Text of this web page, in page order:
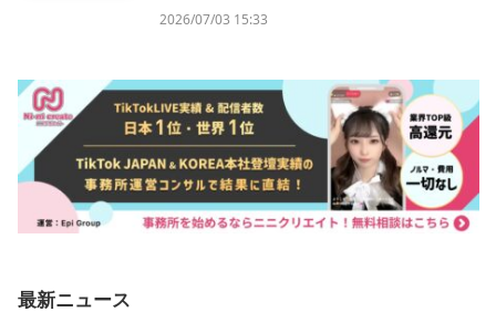
2026/07/03 15:33
最新ニュース